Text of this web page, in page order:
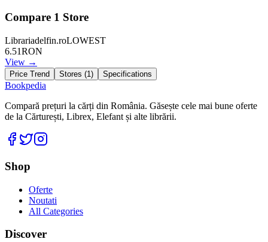
Compare 1 Store
Librariadelfin.roLOWEST
6.51RON
View →
Price Trend Stores (1) Specifications
Bookpedia
Compară prețuri la cărți din România. Găsește cele mai bune oferte
de la Cărturești, Librex, Elefant și alte librării.
Facebook
Twitter
Shop
Oferte
Noutati
All Categories
Discover